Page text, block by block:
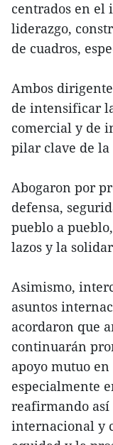
centrados en el
liderazgo,
de cuadros,
Ambos
de intensificar
comercial y de
pilar clave de
Abogaron por
defensa,
pueblo a
lazos y la
Asimismo,
asuntos
acordaron que
continuarán
apoyo mutuo
especialmente
reafirmando así
internacional y